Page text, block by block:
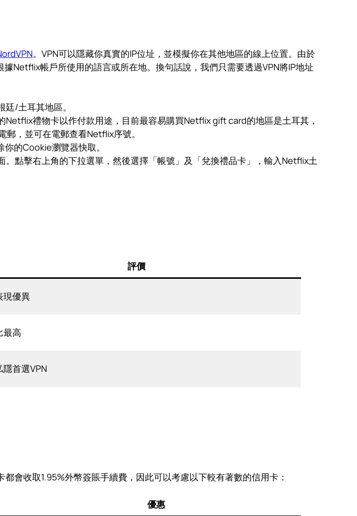
。VPN可以隱藏你真實的IP位址，並模擬你在其他地區的線上位置。由於
Netflix帳戶所使用的語言或所在地。換句話說，我們只需要透過VPN將IP地址
/土耳其地區。
禮物卡以作付款用途，目前最容易購買Netflix gift card的地區是土耳其，
，並可在電郵查看Netflix序號。
的Cookie瀏覽器快取。
點擊右上角的下拉選單，然後選擇「帳號」及「兌換禮品卡」，輸入Netflix土
評價
現優異
最高
隱首選VPN
會收取1.95%外幣簽賬手續費，因此可以考慮以下較有著數的信用卡：
優惠